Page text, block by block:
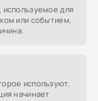
для
или событием,
используют,
начинает